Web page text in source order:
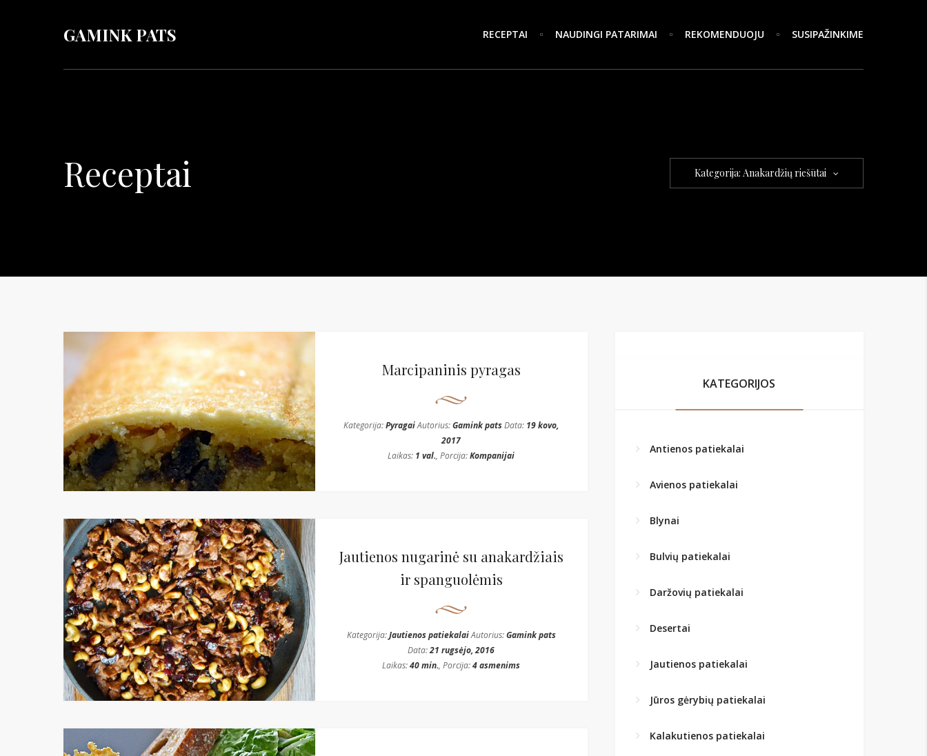
GAMINK PATS RECEPTAI NAUDINGI PATARIMAI REKOMENDUOJU SUSIPAŽINKIME
Receptai Kategorija: Anakardžių riešūtai
Marcipaninis pyragas
Kategorija:PyragaiAutorius:Gamink patsData: 19 kovo,
2017
Laikas: 1 val., Porcija:Kompanijai
Jautienos nugarinė su anakardžiais
ir spanguolėmis
Kategorija:Jautienos patiekalaiAutorius:Gamink pats
Data:21 rugsėjo, 2016
Laikas:40 min., Porcija:4 asmenims
KATEGORIJOS
Antienos patiekalai
Avienos patiekalai
Blynai
Bulvių patiekalai
Daržovių patiekalai
Desertai
Jautienos patiekalai
Jūros gėrybių patiekalai
Kalakutienos patiekalai